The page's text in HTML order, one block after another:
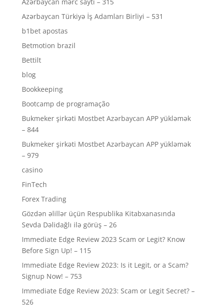
Azərbaycan Türkiyə İş Adamları Birliyi – 531
b1bet apostas
Betmotion brazil
Bettilt
blog
Bookkeeping
Bootcamp de programação
Bukmeker şirkəti Mostbet Azərbaycan APP yükləmək
– 844
Bukmeker şirkəti Mostbet Azərbaycan APP yükləmək
– 979
casino
FinTech
Forex Trading
Gözdən əlillər üçün Respublika Kitabxanasında
Sevda Dəlidağlı ilə görüş – 26
Immediate Edge Review 2023 Scam or Legit? Know
Before Sign Up! – 115
Immediate Edge Review 2023: Is it Legit, or a Scam?
Signup Now! – 753
Immediate Edge Review 2023: Scam or Legit Secret? –
526